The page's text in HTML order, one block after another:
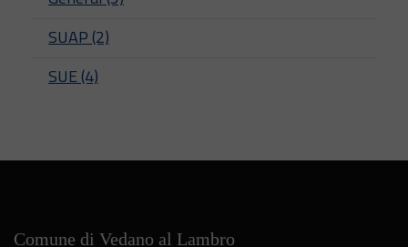
SUAP (2)
SUE (4)
Comune di Vedano al Lambro